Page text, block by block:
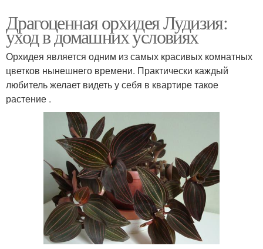
Драгоценная орхидея Лудизия:
уход в домашних условиях
Орхидея является одним из самых красивых комнатных
цветков нынешнего времени. Практически каждый
любитель желает видеть у себя в квартире такое
растение .